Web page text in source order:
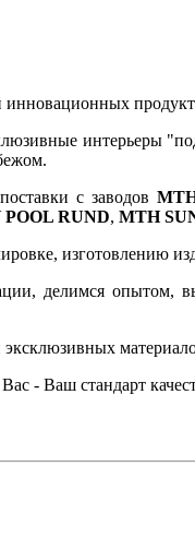
интерьеры
с заводов
RUND, MTH
изготовлению
делимся опытом,
эксклюзивных
- Ваш стандарт